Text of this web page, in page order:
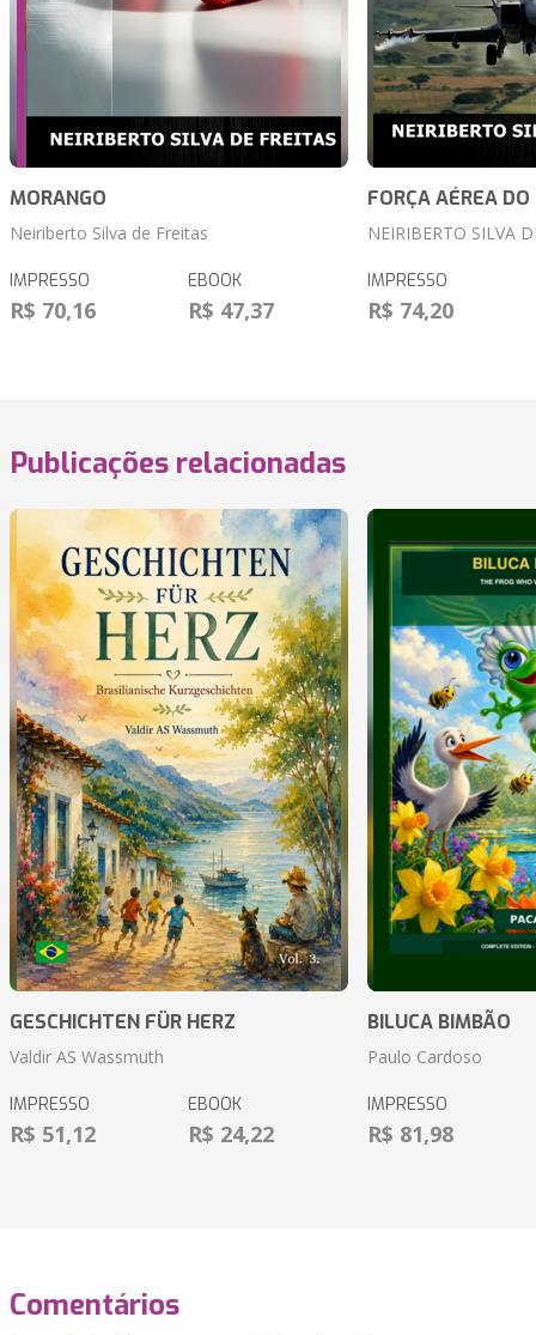
MORANGO
Neiriberto Silva de Freitas
IMPRESSO
R$ 70,16
EBOOK
R$ 47,37
FORÇA AÉREA DO
NEIRIBERTO SILVA
IMPRESSO
R$ 74,20
Publicações relacionadas
GESCHICHTEN FÜR HERZ
Valdir AS Wassmuth
IMPRESSO
R$ 51,12
EBOOK
R$ 24,22
BILUCA BIMBÃO
Paulo Cardoso
IMPRESSO
R$ 81,98
Comentários